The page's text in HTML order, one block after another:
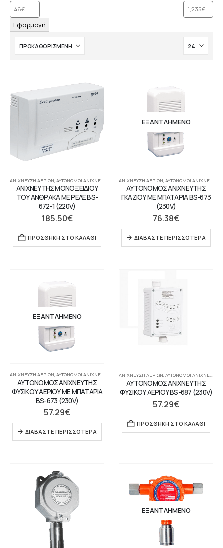
Εφαρμογή
ΑΝΊΧΝΕΥΣΗ ΑΕΡΊΩΝ, ΑΥΤΌΝΟΜΟΙ ΑΝΙΧΝΕΥΤΈΣ ΑΕΡΊΩΝ ,ΣΥΣΤΉΜΑΤΑ ΠΥΡΑΝΊΧΝΕΥΣΗΣ-
ΑΝΙΧΝΕΥΤΗΣ ΜΟΝΟΞΕΙΔΙΟΥ
ΤΟΥ ΑΝΘΡΑΚΑ ΜΕ ΡΕΛΕ BS-
672-1 (220V)
185.50€
ΠΡΟΣΘΉΚΗ ΣΤΟ ΚΑΛΆΘΙ
ΕΞΑΝΤΛΗΜΈΝΟ
ΑΝΊΧΝΕΥΣΗ ΑΕΡΊΩΝ, ΑΥΤΌΝΟΜΟΙ ΑΝΙΧΝΕΥΤΈΣ ΑΕΡΊΩΝ
ΑΥΤΟΝΟΜΟΣ ΑΝΙΧΝΕΥΤΗΣ
ΓΚΑΖΙΟΥ ΜΕ ΜΠΑΤΑΡΙΑ BS-673
(230V)
76.38€
ΔΙΑΒΆΣΤΕ ΠΕΡΙΣΣΌΤΕΡΑ
ΕΞΑΝΤΛΗΜΈΝΟ
ΑΝΊΧΝΕΥΣΗ ΑΕΡΊΩΝ ΑΥΤΌΝΟΜΟΙ ΑΝΙΧΝΕΥΤΈΣ ΑΕΡΊΩΝ ,ΣΥΣΤΉΜΑΤΑ ΠΥΡΑΝΊΧΝΕΥΣΗΣ-
ΑΥΤΟΝΟΜΟΣ ΑΝΙΧΝΕΥΤΗΣ
ΦΥΣΙΚΟΥ ΑΕΡΙΟΥ ΜΕ ΜΠΑΤΑΡΙΑ
BS-673 (230V)
57.29€
ΔΙΑΒΆΣΤΕ ΠΕΡΙΣΣΌΤΕΡΑ
ΑΝΊΧΝΕΥΣΗ ΑΕΡΊΩΝ, ΑΥΤΌΝΟΜΟΙ ΑΝΙΧΝΕΥΤΈΣ ΑΕΡΊΩΝ
ΑΥΤΟΝΟΜΟΣ ΑΝΙΧΝΕΥΤΗΣ
ΦΥΣΙΚΟΥ ΑΕΡΙΟΥ BS-687 (230V)
57.29€
ΠΡΟΣΘΉΚΗ ΣΤΟ ΚΑΛΆΘΙ
ΕΞΑΝΤΛΗΜΈΝΟ